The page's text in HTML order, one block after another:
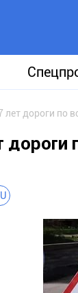
дороги по